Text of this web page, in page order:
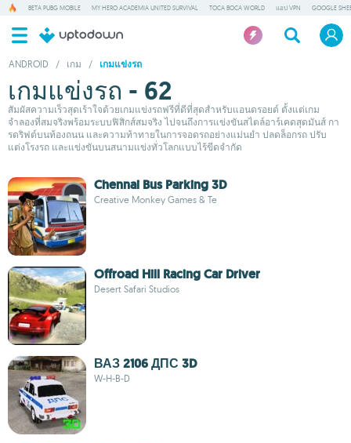
BETA PUBG MOBILE MY HERO ACADEMIA UNITED SURVIVAL TOCA BOCA WORLD แอป VPN GOOGLE
ANDROID / เกม / เกมแข่งรถ
เกมแข่งรถ - 62
สัมผัสความเร็วสุดเร้าใจด้วยเกมแข่งรถฟรีที่ดีที่สุดสำหรับแอนดรอยด์ ตั้งแต่เกม
จำลองที่สมจริงพร้อมระบบฟิสิกส์สมจริง ไปจนถึงการแข่งขันสไตล์อาร์เคดสุดมันส์ กา
รดริฟต์บนท้องถนน และความท้าทายในการจอดรถอย่างแม่นยำ ปลดล็อกรถ ปรับ
แต่งโรงรถ และแข่งขันบนสนามแข่งทั่วโลกแบบไร้ขีดจำกัด
Chennai Bus Parking 3D
Creative Monkey Games & Te
Offroad Hill Racing Car Driver
Desert Safari Studios
ВАЗ 2106 ДПС 3D
W-H-B-D